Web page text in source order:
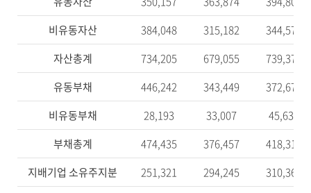
비유동자산
384,048 315,182
344,573
자산총계
734,205 679,055
739,376
유동부채
446,242 343,449
372,678
비유동부채
28,193 33,007
45,636
부채총계
474,435 376,457
418,314
지배기업 소유주지분
251,321 294,245 310,361